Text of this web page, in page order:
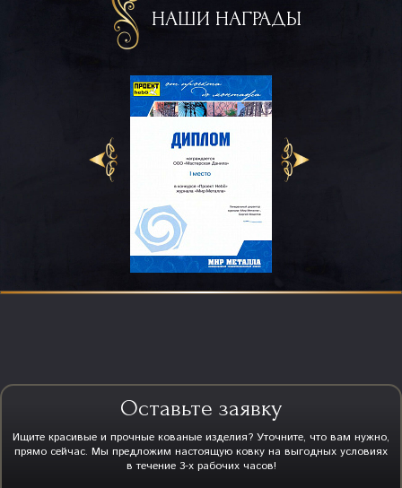
НАШИ НАГРАДЫ
Оставьте заявку
Ищите красивые и прочные кованые изделия? Уточните, что вам нужно,
прямо сейчас. Мы предложим настоящую ковку на выгодных условиях
в течение 3-х рабочих часов!